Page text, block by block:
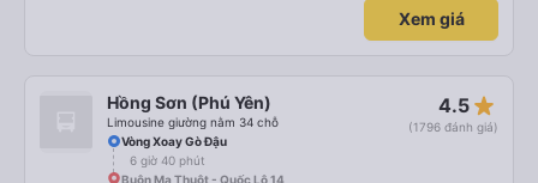
Xem giá
Hồng Sơn (Phú Yên)
Limousine giường nằm 34 chỗ
4.5 star_rate
(1796 đánh giá)
Vòng Xoay Gò Đậu
6 giờ 40 phút
Buôn Ma Thuột - Quốc Lộ 14